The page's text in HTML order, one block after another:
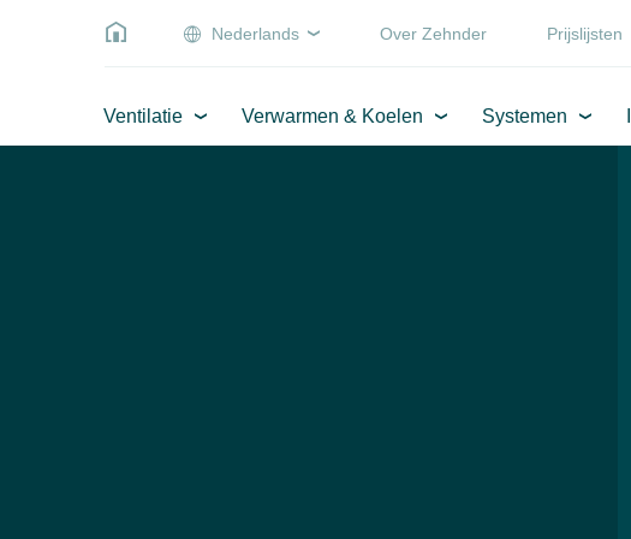
Nederlands Over Zehnder Prijslijsten
Ventilatie Verwarmen & Koelen Systemen